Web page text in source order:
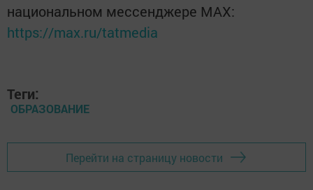
национальном мессенджере MАХ:
https://max.ru/tatmedia
Теги:
ОБРАЗОВАНИЕ
Перейти на страницу новости